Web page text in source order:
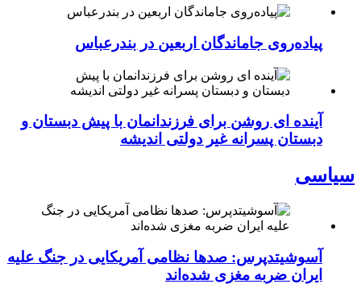
پیاده‌روی جاماندگان اربعین در بندرعباس
آینده ای روشن برای فرزندانمان با پیش دبستان و
دبستان پسرانه غیر دولتی اندیشه
سیاسی
آسوشیتدپرس: صدها نظامی آمریکایی در جنگ علیه
ایران ضربه مغزی شده‌اند